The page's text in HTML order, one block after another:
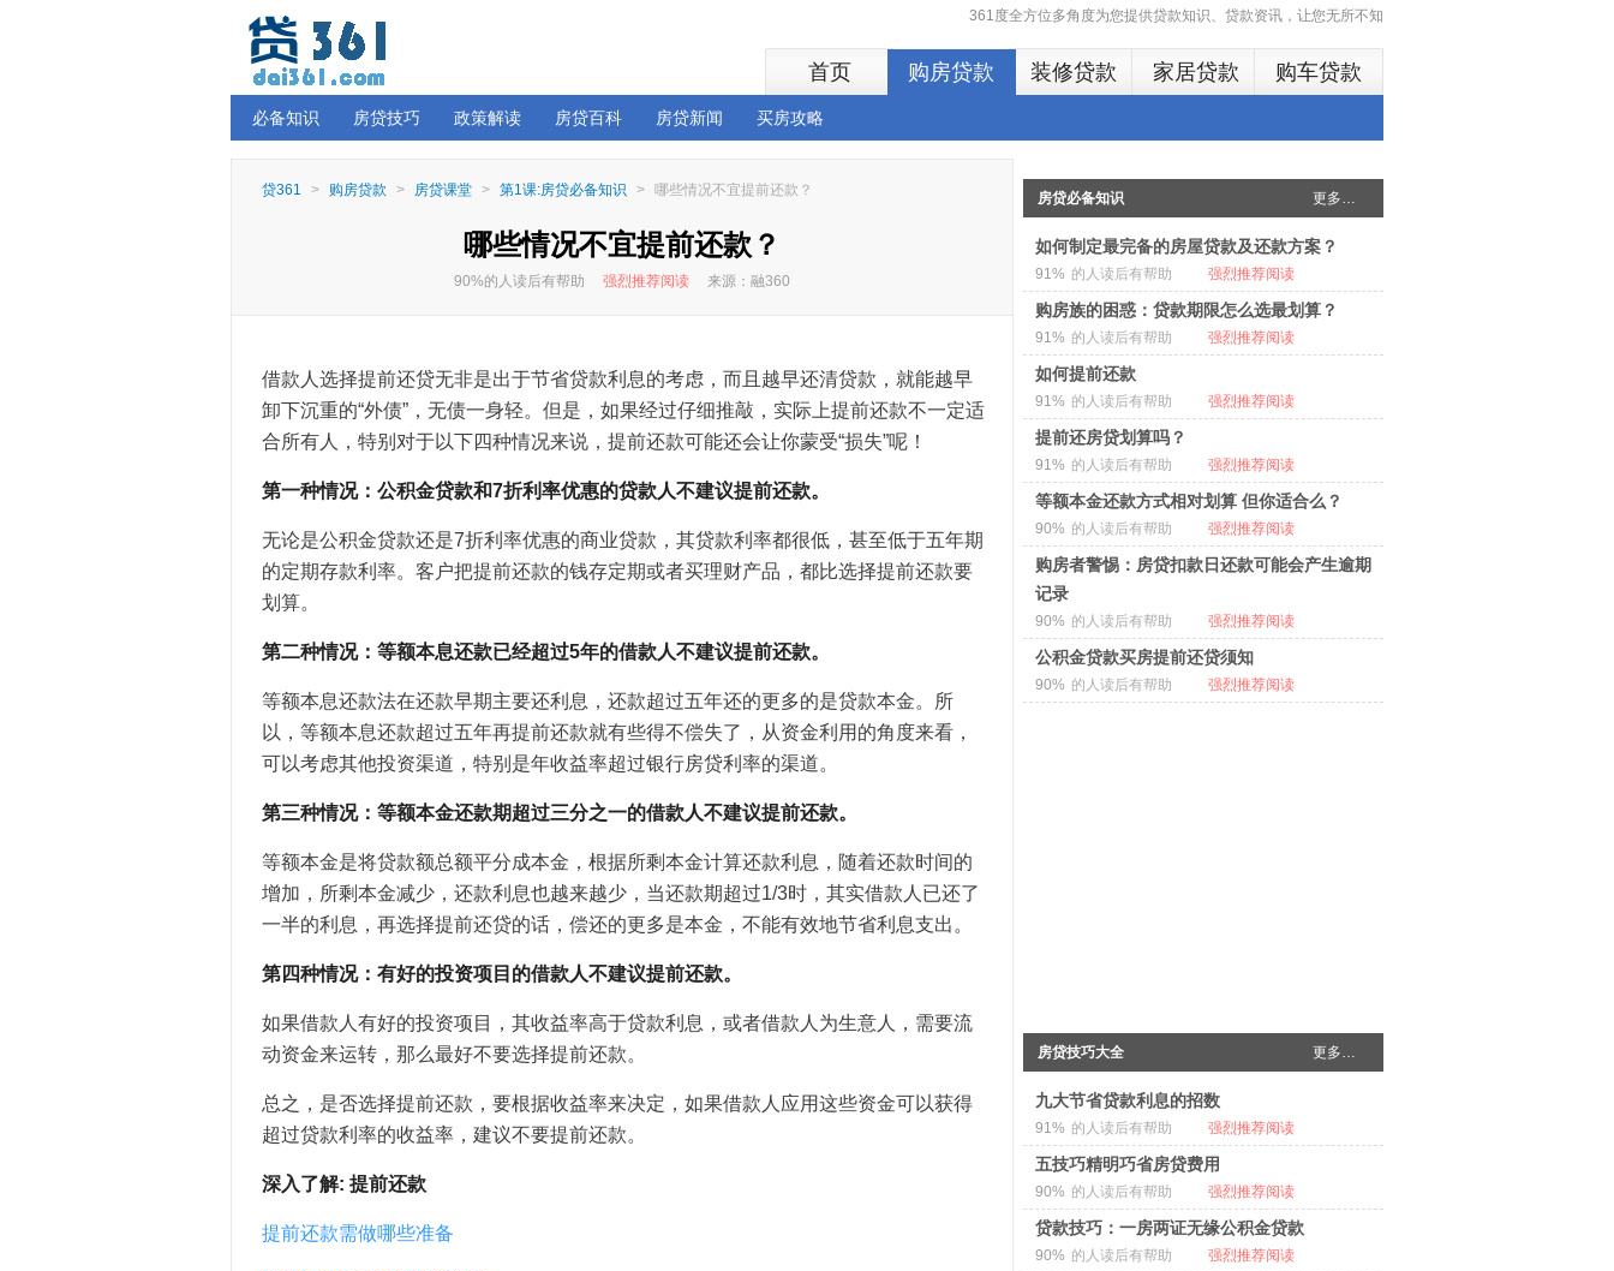
361度全方位多角度为您提供贷款知识、贷款资讯，让您无所不知
首页 购房贷款 装修贷款 家居贷款 购车贷款
必备知识 房贷技巧 政策解读 房贷百科 房贷新闻 买房攻略
贷361 > 购房贷款 > 房贷课堂 > 第1课:房贷必备知识 > 哪些情况不宜提前还款？
哪些情况不宜提前还款？
90%的人读后有帮助 强烈推荐阅读 来源：融360
借款人选择提前还贷无非是出于节省贷款利息的考虑，而且越早还清贷款，就能越早
卸下沉重的“外债”，无债一身轻。但是，如果经过仔细推敲，实际上提前还款不一定适
合所有人，特别对于以下四种情况来说，提前还款可能还会让你蒙受“损失”呢！
第一种情况：公积金贷款和7折利率优惠的贷款人不建议提前还款。
无论是公积金贷款还是7折利率优惠的商业贷款，其贷款利率都很低，甚至低于五年期
的定期存款利率。客户把提前还款的钱存定期或者买理财产品，都比选择提前还款要
划算。
第二种情况：等额本息还款已经超过5年的借款人不建议提前还款。
等额本息还款法在还款早期主要还利息，还款超过五年还的更多的是贷款本金。所
以，等额本息还款超过五年再提前还款就有些得不偿失了，从资金利用的角度来看，
可以考虑其他投资渠道，特别是年收益率超过银行房贷利率的渠道。
第三种情况：等额本金还款期超过三分之一的借款人不建议提前还款。
等额本金是将贷款额总额平分成本金，根据所剩本金计算还款利息，随着还款时间的
增加，所剩本金减少，还款利息也越来越少，当还款期超过1/3时，其实借款人已还了
一半的利息，再选择提前还贷的话，偿还的更多是本金，不能有效地节省利息支出。
第四种情况：有好的投资项目的借款人不建议提前还款。
如果借款人有好的投资项目，其收益率高于贷款利息，或者借款人为生意人，需要流
动资金来运转，那么最好不要选择提前还款。
总之，是否选择提前还款，要根据收益率来决定，如果借款人应用这些资金可以获得
超过贷款利率的收益率，建议不要提前还款。
深入了解: 提前还款
提前还款需做哪些准备
房贷必备知识 更多…
如何制定最完备的房屋贷款及还款方案？
91% 的人读后有帮助 强烈推荐阅读
购房族的困惑：贷款期限怎么选最划算？
91% 的人读后有帮助 强烈推荐阅读
如何提前还款
91% 的人读后有帮助 强烈推荐阅读
提前还房贷划算吗？
91% 的人读后有帮助 强烈推荐阅读
等额本金还款方式相对划算 但你适合么？
90% 的人读后有帮助 强烈推荐阅读
购房者警惕：房贷扣款日还款可能会产生逾期
记录
90% 的人读后有帮助 强烈推荐阅读
公积金贷款买房提前还贷须知
90% 的人读后有帮助 强烈推荐阅读
房贷技巧大全 更多…
九大节省贷款利息的招数
91% 的人读后有帮助 强烈推荐阅读
五技巧精明巧省房贷费用
90% 的人读后有帮助 强烈推荐阅读
贷款技巧：一房两证无缘公积金贷款
90% 的人读后有帮助 强烈推荐阅读